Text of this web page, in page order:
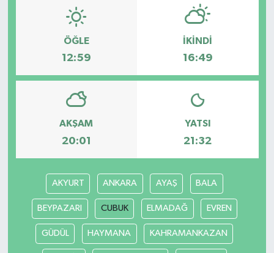
ÖĞLE
12:59
İKINDI
16:49
AKŞAM
20:01
YATSI
21:32
AKYURT ANKARA AYAŞ BALA
BEYPAZARI CUBUK ELMADAĞ EVREN
GÜDÜL HAYMANA KAHRAMANKAZAN